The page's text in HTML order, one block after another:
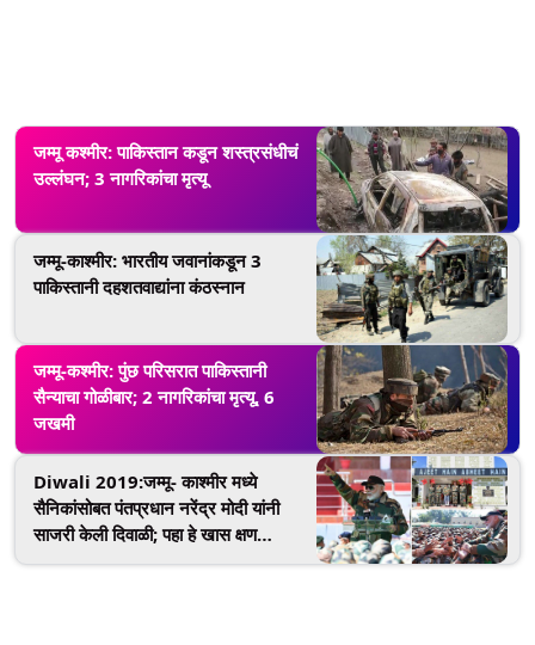
जम्मू कश्मीर: पाकिस्तान कडून शस्त्रसंधीचं
उल्लंघन; 3 नागरिकांचा मृत्यू
जम्मू-काश्मीर: भारतीय जवानांकडून 3
पाकिस्तानी दहशतवाद्यांना कंठस्नान
जम्मू-कश्मीर: पुंछ परिसरात पाकिस्तानी
सैन्याचा गोळीबार; 2 नागरिकांचा मृत्यू, 6
जखमी
Diwali 2019:जम्मू- काश्मीर मध्ये
सैनिकांसोबत पंतप्रधान नरेंद्र मोदी यांनी
साजरी केली दिवाळी; पहा हे खास क्षण